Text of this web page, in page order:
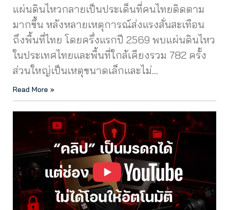
แผ่นดินไหวกลายเป็นประเด็นที่คนไทยติดตาม
มากขึ้น หลังหลายเหตุการณ์ส่งแรงสั่นสะเทือน
ถึงพื้นที่ไทย โดยครึ่งแรกปี 2569 พบแผ่นดินไหว
ในประเทศไทยและพื้นที่ใกล้เคียงรวม 782 ครั้ง
ส่วนใหญ่เป็นเหตุขนาดเล็กและไม่…
Read More »